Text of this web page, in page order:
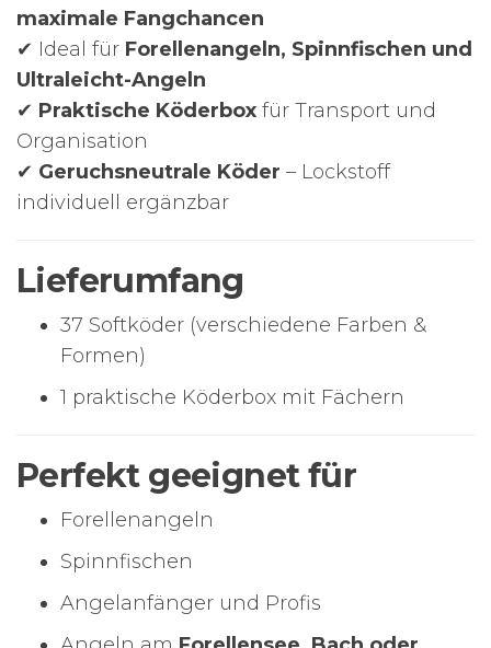
maximale Fangchancen
✔ Ideal für Forellenangeln, Spinnfischen und
Ultraleicht-Angeln
✔ Praktische Köderbox für Transport und
Organisation
✔ Geruchsneutrale Köder – Lockstoff
individuell ergänzbar
Lieferumfang
37 Softköder (verschiedene Farben &
Formen)
1 praktische Köderbox mit Fächern
Perfekt geeignet für
Forellenangeln
Spinnfischen
Angelanfänger und Profis